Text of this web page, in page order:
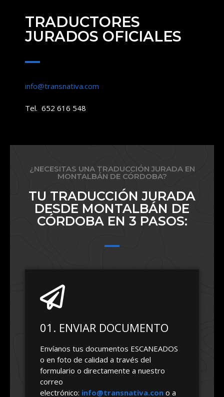
TRADUCTORES
JURADOS OFICIALES
info@transnativa.com
Tel. 652 616 548
¿NECESITAS UNA TRADUCCIÓN JURADA EN
MONTALBÁN DE CÓRDOBA?
TU TRADUCCIÓN JURADA
DESDE MONTALBÁN DE
CÓRDOBA EN 3 PASOS:
01. ENVIAR DOCUMENTO
Envíanos tus documentos ESCANEADOS
o en foto de calidad a través del
formulario o directamente a nuestro
correo
electrónico: info@transnativa.con o a